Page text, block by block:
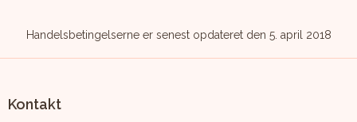
Handelsbetingelserne er senest opdateret den 5. april 2018
Kontakt